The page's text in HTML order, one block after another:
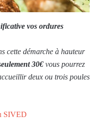
vos ordures
cette démarche à hauteur
30€vous pourrez
deux ou trois poules
SIVED